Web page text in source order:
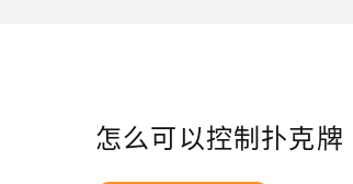
怎么可以控制扑克牌